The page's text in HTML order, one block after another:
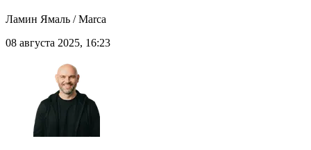
Ламин Ямаль / Marca
08 августа 2025, 16:23